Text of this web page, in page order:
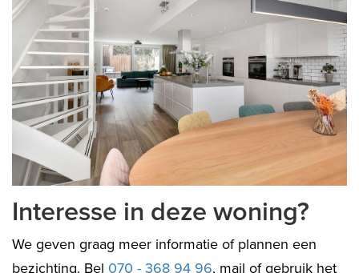
previous next
Interesse in deze woning?
We geven graag meer informatie of plannen een
bezichting. Bel 070 - 368 94 96, mail of gebruik het